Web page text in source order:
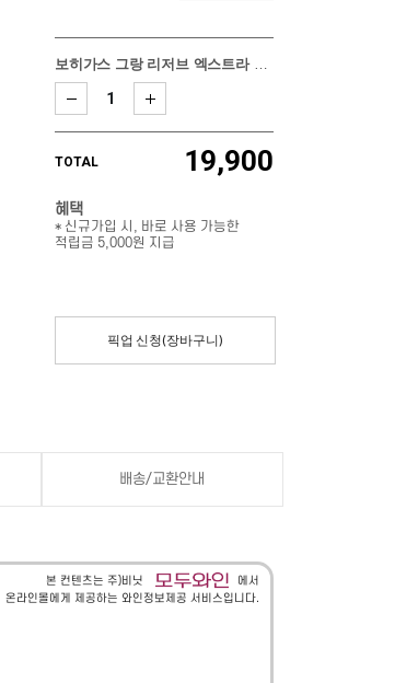
보히가스 그랑 리저브 엑스트라 브룻
TOTAL 19,900
혜택
* 신규가입 시, 바로 사용 가능한
적립금 5,000원 지급
픽업 신청(장바구니)
배송/교환안내
본 컨텐츠는 주)비닛
에서
온라인몰에게 제공하는 와인정보제공 서비스입니다.